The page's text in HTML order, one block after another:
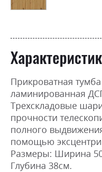
Прикроватная
ламинированная
Трехскладовые
прочности
полного
помощью
Размеры: Ширина
Глубина 38см.